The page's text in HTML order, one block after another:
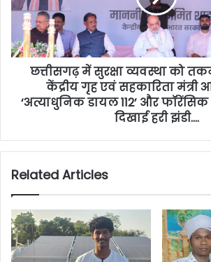
छत्तीसगढ़ में सुरक्षा व्यवस्था को
केंद्रीय गृह एवं सहकारिता मंत्री
‘अत्याधुनिक डायल 112’ और
दिखाई हरी झंडी….
Related Articles